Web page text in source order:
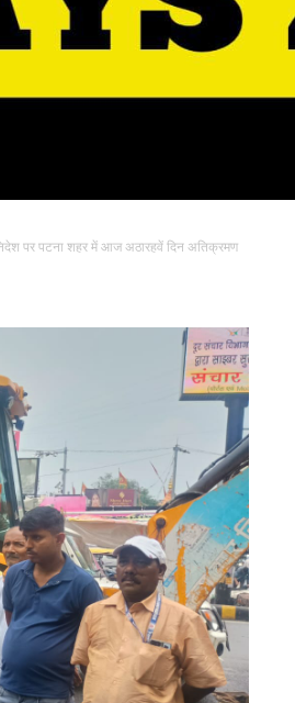
पर पटना शहर में आज अठारहवें दिन अतिक्रमण